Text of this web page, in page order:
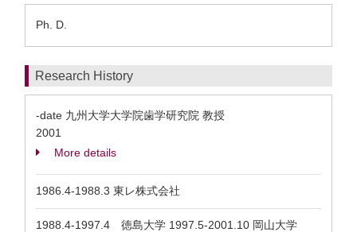
Ph. D.
Research History
-date 九州大学大学院歯学研究院 教授
2001
More details
1986.4-1988.3 東レ株式会社
1988.4-1997.4 徳島大学 1997.5-2001.10 岡山大学